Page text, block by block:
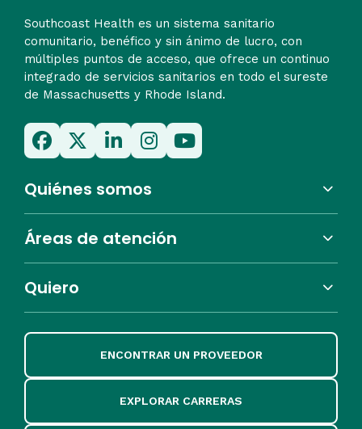
Southcoast Health es un sistema sanitario
comunitario, benéfico y sin ánimo de lucro, con
múltiples puntos de acceso, que ofrece un continuo
integrado de servicios sanitarios en todo el sureste
de Massachusetts y Rhode Island.
Quiénes somos
Áreas de atención
Quiero
ENCONTRAR UN PROVEEDOR
EXPLORAR CARRERAS